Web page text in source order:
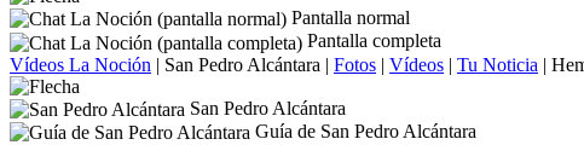
Pantalla normal
Pantalla completa
Vídeos La Noción | San Pedro Alcántara | Fotos | Vídeos | Tu Noticia |
San Pedro Alcántara
Guía de San Pedro Alcántara